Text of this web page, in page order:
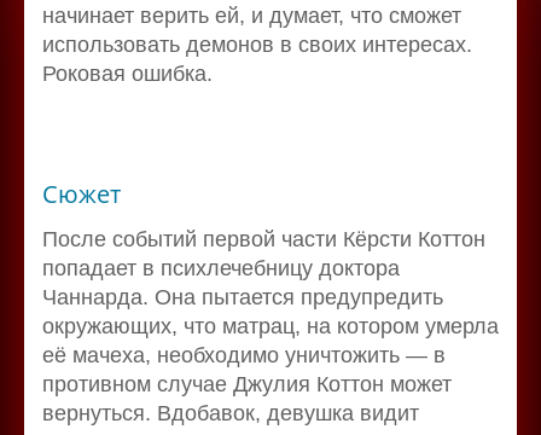
начинает верить ей, и думает, что сможет
использовать демонов в своих интересах.
Роковая ошибка.
Сюжет
После событий первой части Кёрсти Коттон
попадает в психлечебницу доктора
Чаннарда. Она пытается предупредить
окружающих, что матрац, на котором умерла
её мачеха, необходимо уничтожить — в
противном случае Джулия Коттон может
вернуться. Вдобавок, девушка видит